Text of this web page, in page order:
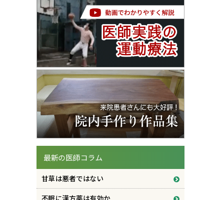
最新の医師コラム
甘草は悪者ではない
不眠に漢方薬は有効か